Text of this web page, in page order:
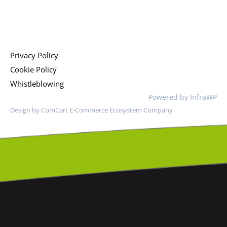
Privacy Policy
Cookie Policy
Whistleblowing
Powered by InfraWP
Design by ComCart E-Commerce Ecosystem Company